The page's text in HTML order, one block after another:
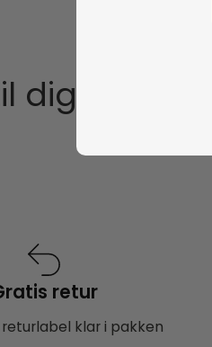
dig
retur
klar i pakken